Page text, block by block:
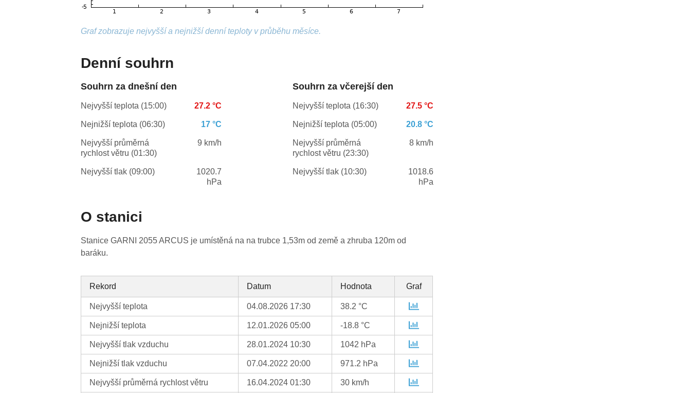
Graf zobrazuje nejvyšší a nejnižší denní teploty v průběhu měsíce.
Denní souhrn
Souhrn za dnešní den
Nejvyšší teplota (15:00) 27.2 °C
Nejnižší teplota (06:30) 17 °C
Nejvyšší průměrná
rychlost větru (01:30)
9 km/h
Nejvyšší tlak (09:00)
1020.7
hPa
Souhrn za včerejší den
Nejvyšší teplota (16:30) 27.5 °C
Nejnižší teplota (05:00) 20.8 °C
Nejvyšší průměrná
rychlost větru (23:30)
8 km/h
Nejvyšší tlak (10:30)
1018.6
hPa
O stanici
Stanice GARNI 2055 ARCUS je umístěná na na trubce 1,53m od země a zhruba 120m od
baráku.
Rekord Datum Hodnota Graf
Nejvyšší teplota 04.08.2026 17:30 38.2 °C
Nejnižší teplota 12.01.2026 05:00 -18.8 °C
Nejvyšší tlak vzduchu 28.01.2024 10:30 1042 hPa
Nejnižší tlak vzduchu 07.04.2022 20:00 971.2 hPa
Nejvyšší průměrná rychlost větru 16.04.2024 01:30 30 km/h